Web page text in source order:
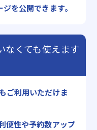
を公開できます。
なくても使えます
ご利用いただけま
便性や予約数アップ